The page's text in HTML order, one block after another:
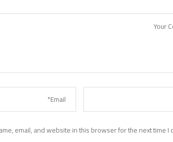
email, and website in this browser for the next time I